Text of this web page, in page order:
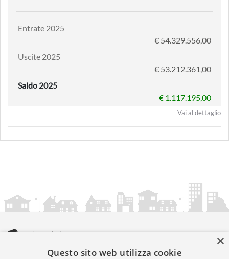
Entrate 2025
€ 54.329.556,00
Uscite 2025
€ 53.212.361,00
Saldo 2025
€ 1.117.195,00
Vai al dettaglio
amministrazionicomunali.it è una iniziativa diartemedia.it
×
Questo sito web utilizza cookie